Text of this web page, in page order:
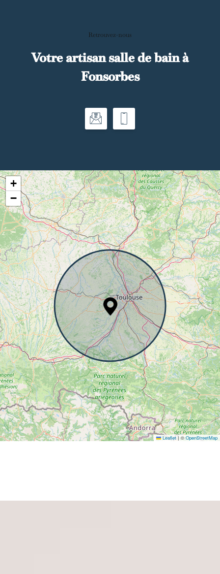
Retrouvez-nous
Votre artisan salle de bain à
Fonsorbes
+
−
Leaflet |©OpenStreetMap